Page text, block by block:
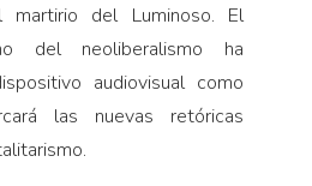
martirio del Luminoso. El
del neoliberalismo ha
audiovisual como
las nuevas retóricas